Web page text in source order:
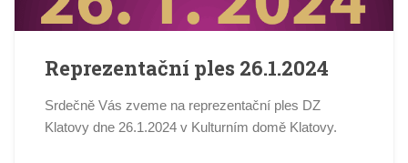
Reprezentační ples 26.1.2024
Srdečně Vás zveme na reprezentační ples DZ
Klatovy dne 26.1.2024 v Kulturním domě Klatovy.